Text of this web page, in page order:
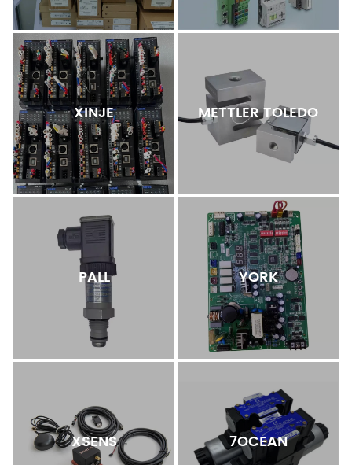
XINJE METTLER TOLEDO
PALL YORK
XSENS 7OCEAN